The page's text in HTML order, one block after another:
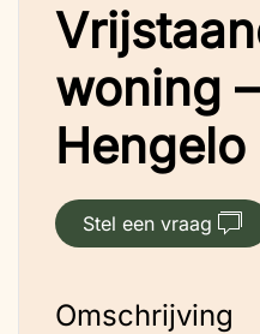
woning
Hengelo
Stel een vraag
Omschrijving